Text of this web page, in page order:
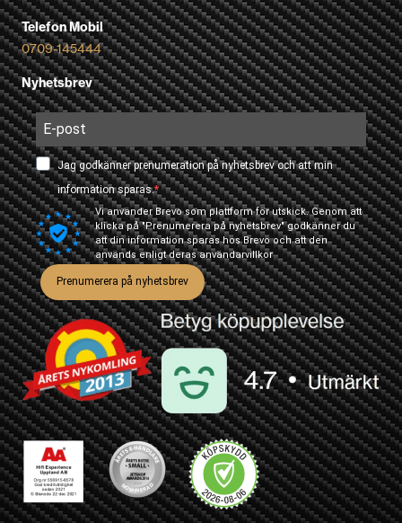
Telefon Mobil
0709-145444
Nyhetsbrev
Jag godkänner prenumeration på nyhetsbrev och att min
information sparas.
Vi använder Brevo som plattform för utskick. Genom att
klicka på "Prenumerera på nyhetsbrev" godkänner du
att din information sparas hos Brevo och att den
används enligt derasanvändarvillkor
Prenumerera på nyhetsbrev